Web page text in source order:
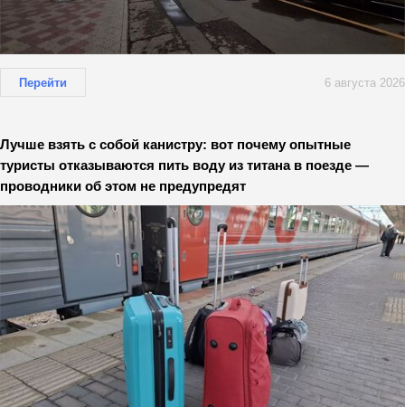
Перейти 6 августа 2026
Лучше взять с собой канистру: вот почему опытные
туристы отказываются пить воду из титана в поезде —
проводники об этом не предупредят